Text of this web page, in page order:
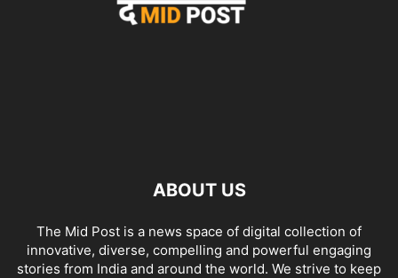
ABOUT US
The Mid Post is a news space of digital collection of
innovative, diverse, compelling and powerful engaging
stories from India and around the world. We strive to keep